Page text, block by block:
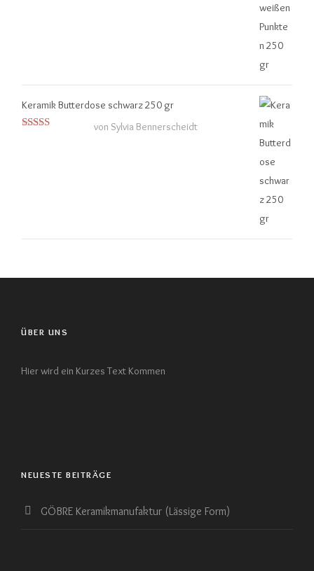
Keramik Butterdose schwarz 250 gr
von Sylvia Bennerscheidt
ÜBER UNS
Hier wird ein Kurzes Text Kommen
NEUESTE BEITRÄGE
GÖBRE Keramikmanufaktur (Lässige Form)